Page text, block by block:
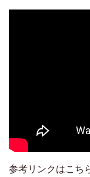
参考リンクはこち